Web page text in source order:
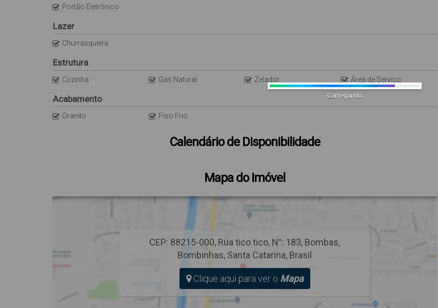
Portão Eletrônico
Lazer
Churrasqueira
Estrutura
Cozinha Gás Natural Zelador Área de Serviço
Acabamento
Granito Piso Frio
Calendário de Disponibilidade
Mapa do Imóvel
CEP: 88215-000, Rua tico tico, N°: 183, Bombas,
Bombinhas, Santa Catarina, Brasil
Clique aqui para ver o Mapa
Carregando...